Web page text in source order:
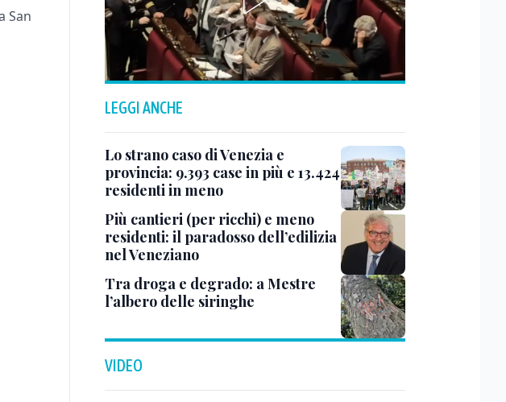
San
LEGGI ANCHE
Lo strano caso di Venezia e
provincia: 9.393 case in più e 13.424
residenti in meno
Più cantieri (per ricchi) e meno
residenti: il paradosso dell’edilizia
nel Veneziano
Tra droga e degrado: a Mestre
l’albero delle siringhe
VIDEO